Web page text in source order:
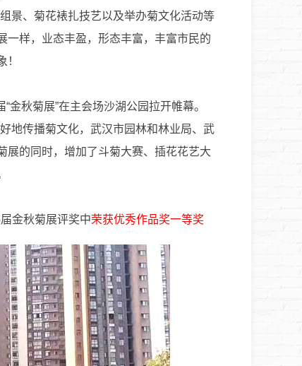
景、菊花裱扎技艺以及举办菊文化活动等
一样，业态丰盈，形态丰富，丰富市民的
！
秋菊展”在主会场沙湖公园拉开帷幕。
地传播菊文化，武汉市园林和林业局、武
展的同时，增加了斗菊大赛、插花花艺大
金秋菊展评奖中荣获优秀作品奖一等奖